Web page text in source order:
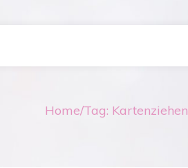
Home/Tag: Kartenziehen